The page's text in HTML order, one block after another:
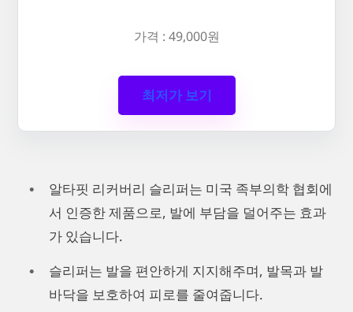
가격 : 49,000원
최저가 보기
알타핏 리커버리 슬리퍼는 미국 족부의학 협회에
서 인증한 제품으로, 발에 부담을 덜어주는 효과
가 있습니다.
슬리퍼는 발을 편안하게 지지해주며, 발목과 발
바닥을 보호하여 피로를 줄여줍니다.